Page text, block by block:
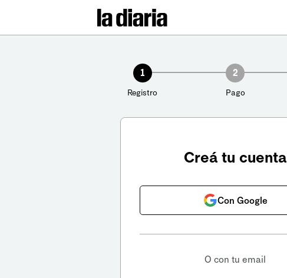
1
Registro
2
Pago
Creá tu cuenta
Con Google
O con tu email